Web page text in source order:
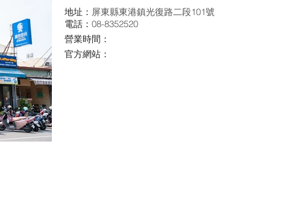
屏東縣東港鎮光復路二段101號
地址：
08-8352520
電話：
營業時間：
官方網站：